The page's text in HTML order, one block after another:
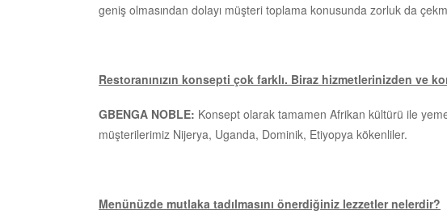
geniş olmasından dolayı müşteri toplama konusunda zorluk da
Restoranınızın konsepti çok farklı. Biraz hizmetlerinizden ve
GBENGA NOBLE: Konsept olarak tamamen Afrikan kültürü ile
müşterilerimiz Nijerya, Uganda, Dominik, Etiyopya kökenliler.
Menünüzde mutlaka tadılmasını önerdiğiniz lezzetler nelerdir?